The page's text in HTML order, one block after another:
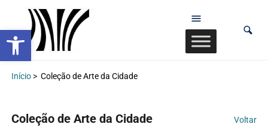
Abrir a barra de ferramentas
Início> Coleção de Arte da Cidade
Coleção de Arte da Cidade Voltar